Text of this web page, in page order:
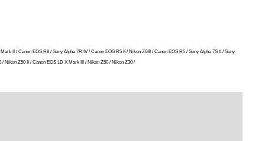
II / Canon EOS R8 / Sony Alpha 7R IV / Canon EOS R5 II / Nikon Z6III / Canon EOS R5 / Sony Alpha 7S II / Sony
Nikon Z50 II / Canon EOS 1D X Mark III / Nikon Z50 / Nikon Z30 /